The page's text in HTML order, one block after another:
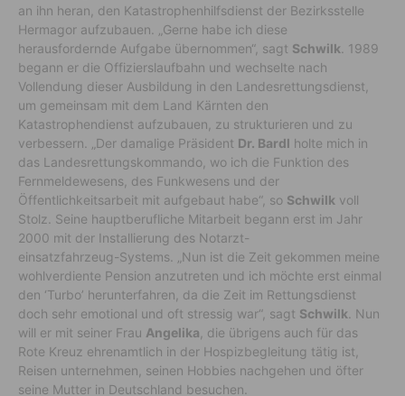
an ihn heran, den Katastrophenhilfsdienst der Bezirksstelle
Hermagor aufzubauen. „Gerne habe ich diese
herausfordernde Aufgabe übernommen“, sagt Schwilk . 1989
begann er die Offizierslaufbahn und wechselte nach
Vollendung dieser Ausbildung in den Landesrettungsdienst,
um gemeinsam mit dem Land Kärnten den
Katastrophendienst aufzubauen, zu strukturieren und zu
verbessern. „Der damalige Präsident Dr. Bardl holte mich in
das Landesrettungskommando, wo ich die Funktion des
Fernmeldewesens, des Funkwesens und der
Öffentlichkeitsarbeit mit aufgebaut habe“, so Schwilk voll
Stolz. Seine hauptberufliche Mitarbeit begann erst im Jahr
2000 mit der Installierung des Notarzt-
einsatzfahrzeug-Systems. „Nun ist die Zeit gekommen meine
wohlverdiente Pension anzutreten und ich möchte erst einmal
den ‘Turbo’ herunterfahren, da die Zeit im Rettungsdienst
doch sehr emotional und oft stressig war“, sagt Schwilk . Nun
will er mit seiner Frau Angelika , die übrigens auch für das
Rote Kreuz ehrenamtlich in der Hospizbegleitung tätig ist,
Reisen unternehmen, seinen Hobbies nachgehen und öfter
seine Mutter in Deutschland besuchen.